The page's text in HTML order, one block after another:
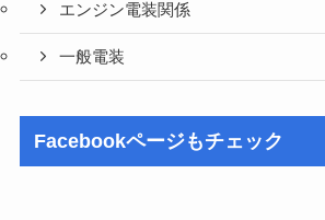
エンジン電装関係
一般電装
Facebookページもチェック